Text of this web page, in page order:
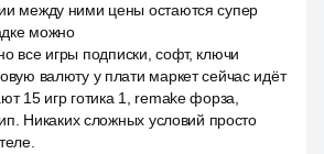
между ними цены остаются супер
можно
все игры подписки, софт, ключи
валюту у плати маркет сейчас идёт
15 игр готика 1, remake форза,
Никаких сложных условий просто